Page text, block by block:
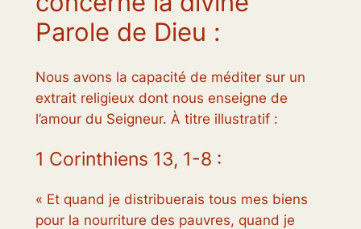
Parole de Dieu :
Nous avons la capacité de méditer sur un
extrait religieux dont nous enseigne de
l’amour du Seigneur. À titre illustratif :
1 Corinthiens 13, 1-8 :
« Et quand je distribuerais tous mes biens
pour la nourriture des pauvres, quand je